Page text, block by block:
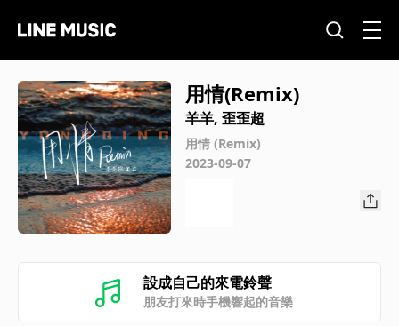
用情(Remix)
羊羊, 歪歪超
用情 (Remix)
2023-09-07
設成自己的來電鈴聲
朋友打來時手機響起的音樂